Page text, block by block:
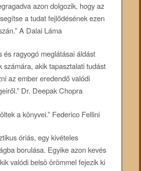
azon dolgozik, hogy az
a tudat fejlődésének ezen
A Dalai Láma
és ragyogó meglátásai áldást
számára, akik tapasztalati tudást
az ember eredendő valódi
Dr. Deepak Chopra
a könyvei.” Federico Fellini
óriás, egy kivételes
borulása. Egyike azon kevés
valódi belsõ örömmel fejezik ki